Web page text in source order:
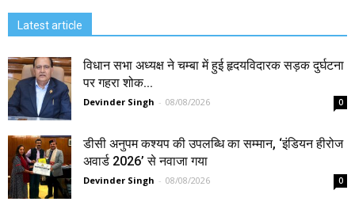
Latest article
विधान सभा अध्यक्ष ने चम्बा में हुई हृदयविदारक सड़क दुर्घटना
पर गहरा शोक...
Devinder Singh - 08/08/2026 0
डीसी अनुपम कश्यप की उपलब्धि का सम्मान, ‘इंडियन हीरोज
अवार्ड 2026’ से नवाजा गया
Devinder Singh - 08/08/2026 0